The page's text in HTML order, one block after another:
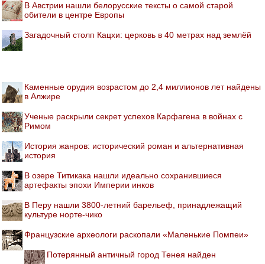
В Австрии нашли белорусские тексты о самой старой
обители в центре Европы
Загадочный столп Кацхи: церковь в 40 метрах над землёй
Каменные орудия возрастом до 2,4 миллионов лет найдены
в Алжире
Ученые раскрыли секрет успехов Карфагена в войнах с
Римом
История жанров: исторический роман и альтернативная
история
В озере Титикака нашли идеально сохранившиеся
артефакты эпохи Империи инков
В Перу нашли 3800-летний барельеф, принадлежащий
культуре норте-чико
Французские археологи раскопали «Маленькие Помпеи»
Потерянный античный город Тенея найден